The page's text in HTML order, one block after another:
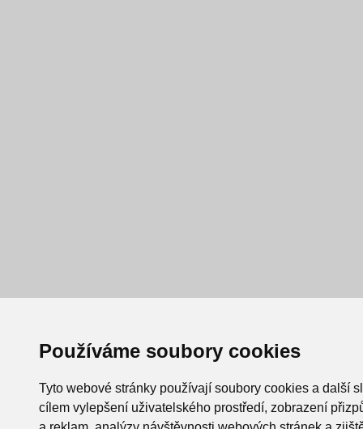
Používáme soubory cookies
Tyto webové stránky používají soubory cookies a další
cílem vylepšení uživatelského prostředí, zobrazení